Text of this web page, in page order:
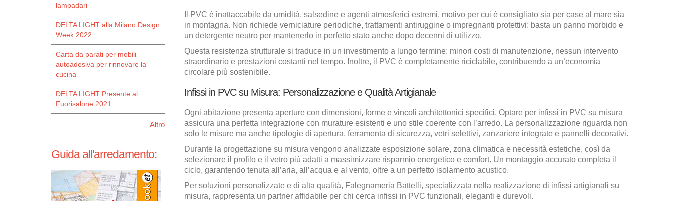
lampadari
DELTA LIGHT alla Milano Design
Week 2022
Carta da parati per mobili
autoadesiva per rinnovare la
cucina
DELTA LIGHT Presente al
Fuorisalone 2021
Altro
Guida all'arredamento:
Il PVC è inattaccabile da umidità, salsedine e agenti atmosferici estremi, motivo per cui è consigliato sia per case al mare sia
in montagna. Non richiede verniciature periodiche, trattamenti antiruggine o impregnanti protettivi: basta un panno morbido e
un detergente neutro per mantenerlo in perfetto stato anche dopo decenni di utilizzo.
Questa resistenza strutturale si traduce in un investimento a lungo termine: minori costi di manutenzione, nessun intervento
straordinario e prestazioni costanti nel tempo. Inoltre, il PVC è completamente riciclabile, contribuendo a un’economia
circolare più sostenibile.
Infissi in PVC su Misura: Personalizzazione e Qualità Artigianale
Ogni abitazione presenta aperture con dimensioni, forme e vincoli architettonici specifici. Optare per infissi in PVC su misura
assicura una perfetta integrazione con murature esistenti e uno stile coerente con l’arredo. La personalizzazione riguarda non
solo le misure ma anche tipologie di apertura, ferramenta di sicurezza, vetri selettivi, zanzariere integrate e pannelli decorativi.
Durante la progettazione su misura vengono analizzate esposizione solare, zona climatica e necessità estetiche, così da
selezionare il profilo e il vetro più adatti a massimizzare risparmio energetico e comfort. Un montaggio accurato completa il
ciclo, garantendo tenuta all’aria, all’acqua e al vento, oltre a un perfetto isolamento acustico.
Per soluzioni personalizzate e di alta qualità, Falegnameria Battelli, specializzata nella realizzazione di infissi artigianali su
misura, rappresenta un partner affidabile per chi cerca infissi in PVC funzionali, eleganti e durevoli.